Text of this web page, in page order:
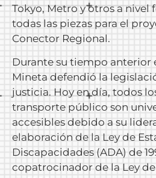
Tokyo, Metro y otros a nivel
todas las piezas para el
Conector Regional.
Durante su tiempo anterior
Mineta defendió la
justicia. Hoy en día, todos
transporte público son
accesibles debido a su
elaboración de la Ley de
Discapacidades (ADA) de
copatrocinador de la Ley